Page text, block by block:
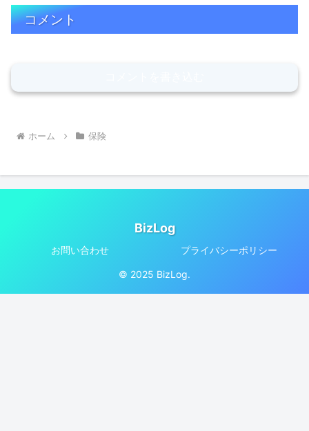
コメント
ホーム 保険
BizLog
お問い合わせ プライバシーポリシー
© 2025 BizLog.